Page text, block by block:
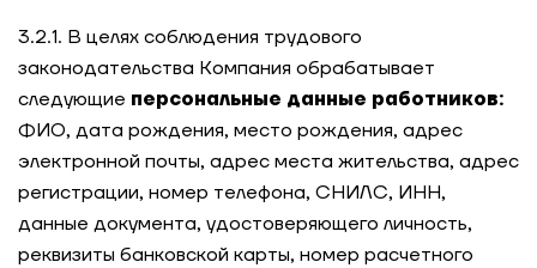
3.2.1. В целях соблюдения трудового
законодательства Компания обрабатывает
следующие персональные данные работников:
ФИО, дата рождения, место рождения, адрес
электронной почты, адрес места жительства, адрес
регистрации, номер телефона, СНИЛС, ИНН,
данные документа, удостоверяющего личность,
реквизиты банковской карты, номер расчетного